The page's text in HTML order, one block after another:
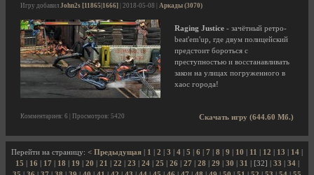
Игру добавил John2s [11865|1666] | 2018-05-08 | Аркады (3070)
Raging Justice - зачётный ретро-
beat'em'up, где двум полицейский
предстоит бороться с
преступностью и восстанавливать
закон на улицах погруженного в
хаос города!
Скачать игру (644.60 Мб.)
Комментариев: 6 | Просмотров: 5420
Перейти на страницу: < Предыдущая 1 2 3 4 5 6 7 8 9 10 11 12 13 14
15
16 17 18 19 20 21 22 23 24| 25 26 27 28 29 30 31 | [32] | 33 34|